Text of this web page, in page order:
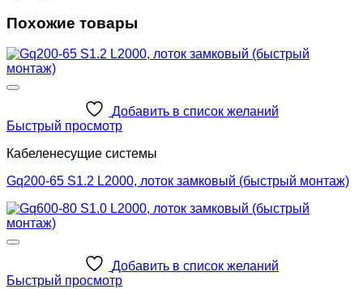
Похожие товары
Добавить в список желаний
Быстрый просмотр
Кабеленесущие системы
Gq200-65 S1.2 L2000, лоток замковый (быстрый монтаж)
Добавить в список желаний
Быстрый просмотр